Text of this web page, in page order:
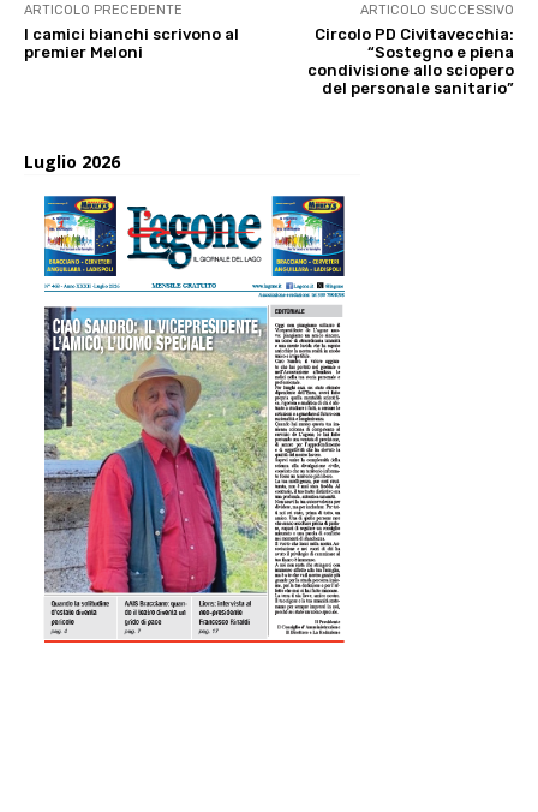
ARTICOLO PRECEDENTE
I camici bianchi scrivono al
premier Meloni
ARTICOLO SUCCESSIVO
Circolo PD Civitavecchia:
“Sostegno e piena
condivisione allo sciopero
del personale sanitario”
Luglio 2026